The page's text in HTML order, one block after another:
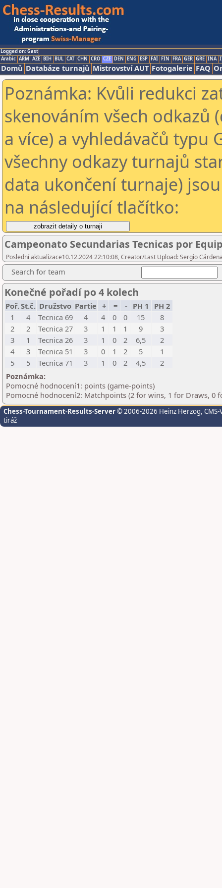
Logged on: Gast
Arabic ARM AZE BIH BUL CAT CHN CRO CZE DEN ENG ESP FAI FIN FRA GER GRE INA
Domů Databáze turnajů Mistrovství AUT Fotogalerie FAQ
Poznámka: Kvůli redukci
skenováním všech odkazů
a více) a vyhledávačů typu
všechny odkazy turnajů
data ukončení turnaje)
na následující tlačítko:
Campeonato Secundarias Tecnicas por
Poslední aktualizace10.12.2024 22:10:08, Creator/Last Upload: Sergio
Search for team
Konečné pořadí po 4 kolech
Poř.St.č. Družstvo Partie + = - PH 1
PH 2
1
4 Tecnica 69 4 4 0 0 15
8
2
2 Tecnica 27 3 1 1 1 9
3
3
1 Tecnica 26 3 1 0 2 6,5
2
4
3 Tecnica 51 3 0 1 2 5
1
5
5 Tecnica 71 3 1 0 2 4,5
2
Poznámka:
Pomocné hodnocení1: points (game-points)
Pomocné hodnocení2: Matchpoints (2 for wins, 1 for Draws, 0
Chess-Tournament-Results-Server© 2006-2026 Heinz Herzog,
tiráž